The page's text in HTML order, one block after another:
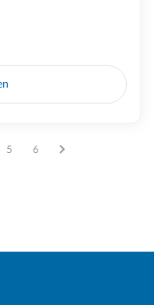
la page
êtes sur la page
Vous êtes sur la page
5 Vous êtes sur la page
6